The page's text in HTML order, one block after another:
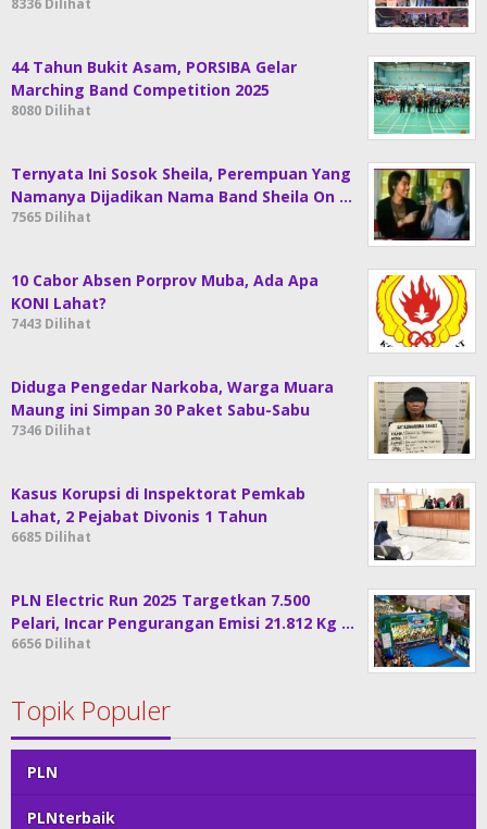
8336 Dilihat
44 Tahun Bukit Asam, PORSIBA Gelar
Marching Band Competition 2025
8080 Dilihat
Ternyata Ini Sosok Sheila, Perempuan Yang
Namanya Dijadikan Nama Band Sheila On …
7565 Dilihat
10 Cabor Absen Porprov Muba, Ada Apa
KONI Lahat?
7443 Dilihat
Diduga Pengedar Narkoba, Warga Muara
Maung ini Simpan 30 Paket Sabu-Sabu
7346 Dilihat
Kasus Korupsi di Inspektorat Pemkab
Lahat, 2 Pejabat Divonis 1 Tahun
6685 Dilihat
PLN Electric Run 2025 Targetkan 7.500
Pelari, Incar Pengurangan Emisi 21.812 Kg …
6656 Dilihat
Topik Populer
PLN
PLNterbaik